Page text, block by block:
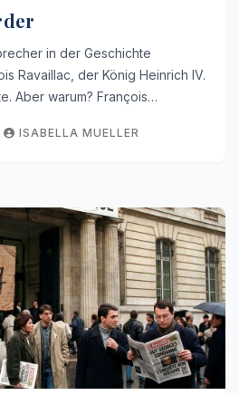
in der Geschichte
Ravaillac, der König Heinrich IV.
Aber warum? François…
ISABELLA MUELLER